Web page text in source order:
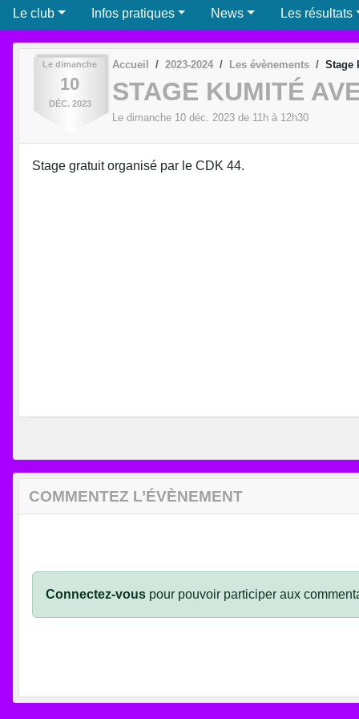
Le club Infos pratiques News Les résultats
Le dimanche
10
DÉC. 2023
Accueil 2023-2024 Les évènements Stage
STAGE KUMITÉ
Le dimanche 10 déc. 2023 de 11h à 12h30
Stage gratuit organisé par le CDK 44.
COMMENTEZ L’ÉVÈNEMENT
Connectez-vous pour pouvoir participer aux